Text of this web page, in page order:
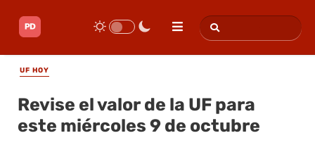
UF HOY
Revise el valor de la UF para
este miércoles 9 de octubre